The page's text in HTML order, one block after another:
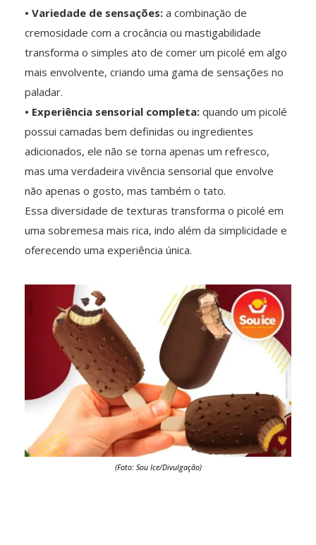
• Variedade de sensações: a combinação de
cremosidade com a crocância ou mastigabilidade
transforma o simples ato de comer um picolé em algo
mais envolvente, criando uma gama de sensações no
paladar.
• Experiência sensorial completa: quando um picolé
possui camadas bem definidas ou ingredientes
adicionados, ele não se torna apenas um refresco,
mas uma verdadeira vivência sensorial que envolve
não apenas o gosto, mas também o tato.
Essa diversidade de texturas transforma o picolé em
uma sobremesa mais rica, indo além da simplicidade e
oferecendo uma experiência única.
(Foto: Sou Ice/Divulgação)